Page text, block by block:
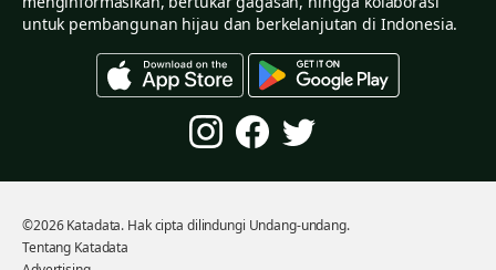
untuk pembangunan hijau dan berkelanjutan di Indonesia.
Tentang Katadata
©2026 Katadata. Hak cipta dilindungi Undang-undang.